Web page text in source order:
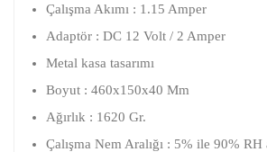
Çalışma Akımı : 1.15 Amper
Adaptör : DC 12 Volt / 2 Amper
Metal kasa tasarımı
Boyut : 460x150x40 Mm
Ağırlık : 1620 Gr.
Çalışma Nem Aralığı : 5% ile 90% RH